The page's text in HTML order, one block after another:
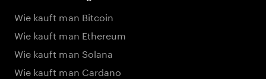
Wie kauft man Bitcoin
Wie kauft man Ethereum
Wie kauft man Solana
Wie kauft man Cardano